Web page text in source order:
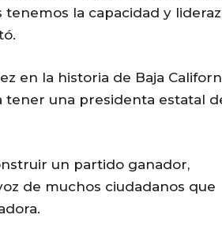
la capacidad y
en la historia de Baja
tener una presidenta estatal
un partido ganador,
de muchos ciudadanos que